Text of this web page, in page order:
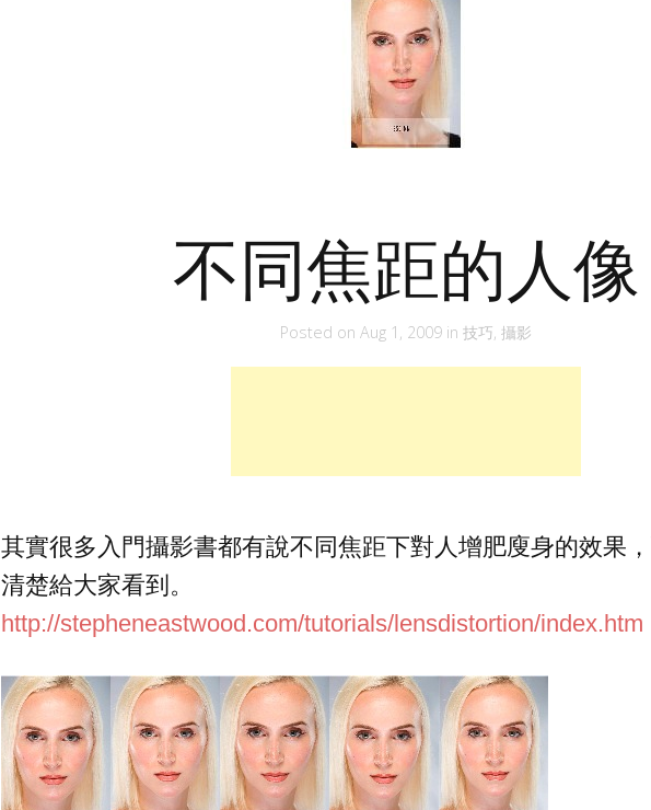
不同焦距的人像
Posted on Aug 1, 2009 in 技巧, 攝影
其實很多入門攝影書都有說不同焦距下對人增肥廋身的效果
清楚給大家看到。
http://stepheneastwood.com/tutorials/lensdistortion/index.htm